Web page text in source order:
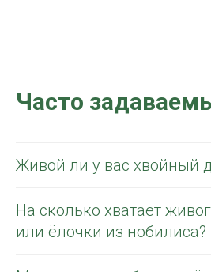
Часто
Живой ли у вас хвойный
На сколько хватает
или ёлочки из нобилиса?